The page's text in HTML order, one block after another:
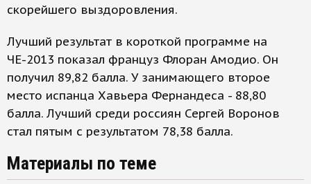
скорейшего выздоровления.
Лучший результат в короткой программе на
ЧЕ-2013 показал француз Флоран Амодио. Он
получил 89,82 балла. У занимающего второе
место испанца Хавьера Фернандеса - 88,80
балла. Лучший среди россиян Сергей Воронов
стал пятым с результатом 78,38 балла.
Материалы по теме